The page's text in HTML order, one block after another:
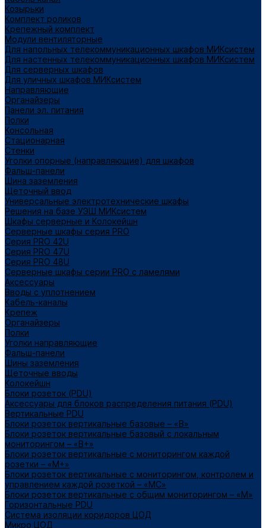
Козырьки
Комплект роликов
Крепежный комплект
Модули вентиляторные
Для напольных телекоммуникационных шкафов МИКсистем
Для настенных телекоммуникационных шкафов МИКсистем
Для серверных шкафов
Для уличных шкафов МИКсистем
Направляющие
Органайзеры
Панели эл. питания
Полки
Консольная
Стационарная
Стенки
Уголки опорные (направляющие) для шкафов
Фальш-панели
Шина заземления
Щеточный ввод
Универсальные электротехнические шкафы
Решения на базе УЭШ МИКсистем
Шкафы серверные и Колокейшн
Серверные шкафы серия PRO
Серия PRO 42U
Серия PRO 47U
Серия PRO 48U
Серверные шкафы серии PRO с ламелями
Аксессуары
Вводы с уплотнением
Кабель-каналы
Крепеж
Органайзеры
Полки
Уголки направляющие
Фальш-панели
Шины заземления
Щеточные вводы
Колокейшн
Блоки розеток (PDU)
Аксессуары для блоков распределения питания (PDU)
Вертикальные PDU
Блоки розеток вертикальные базовые – «В»
Блоки розеток вертикальные базовый с локальным
мониторингом – «В+»
Блоки розеток вертикальные с мониторингом каждой
розетки – «М+»
Блоки розеток вертикальные с мониторингом, контролем и
управлением каждой розеткой – «МС»
Блоки розеток вертикальные с общим мониторингом – «М»
Горизонтальные PDU
Система изоляции коридоров ЦОД
Микро ЦОД